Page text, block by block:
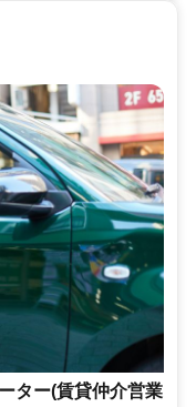
ター(賃貸仲介営業